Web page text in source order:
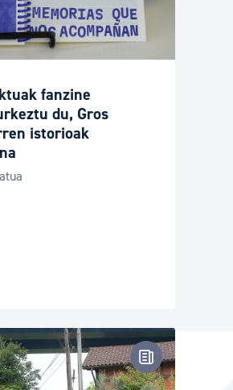
fanzine
du, Gros
istorioak
Prentsa-